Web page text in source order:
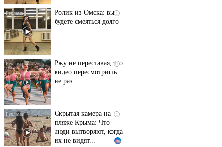
будете смеяться долго
видео пересмотришь
не раз
пляже Крыма: Что
люди вытворяют, когда
их не видят...